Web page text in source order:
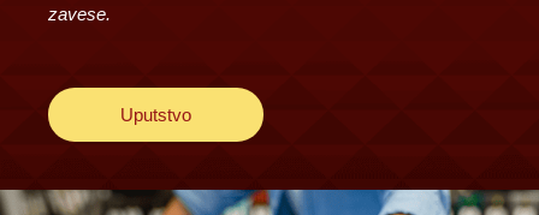
zavese.
Uputstvo